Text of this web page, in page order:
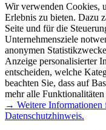
Wir verwenden Cookies,
Erlebnis zu bieten. Dazu
Seite und für die
Unternehmensziele
anonymen
Anzeige personalisierter
entscheiden, welche
beachten Sie, dass auf
mehr alle
→ Weitere Informationen
Datenschutzhinweis.